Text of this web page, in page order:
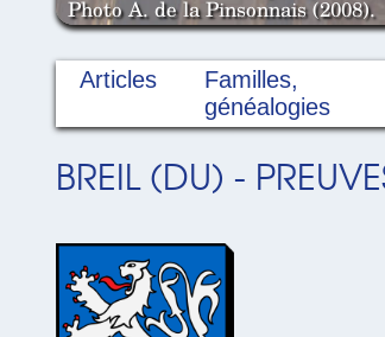
Photo A. de la Pinsonnais (2008).
Articles
Familles,
généalogies
BREIL (DU) -